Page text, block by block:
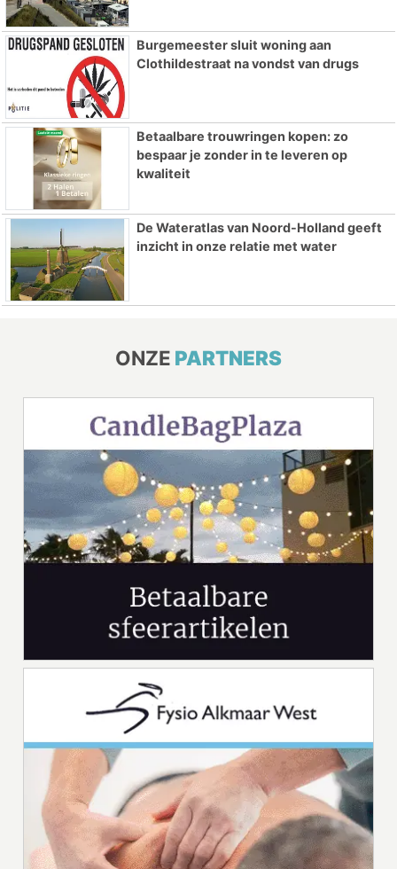
Burgemeester sluit woning aan
Clothildestraat na vondst van drugs
Betaalbare trouwringen kopen: zo
bespaar je zonder in te leveren op
kwaliteit
De Wateratlas van Noord-Holland geeft
inzicht in onze relatie met water
ONZE PARTNERS